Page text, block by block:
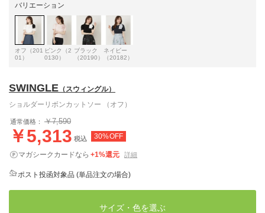
バリエーション
オフ（201
01）
ピンク（2
0130）
ブラック
（20190）
ネイビー
（20182）
SWINGLE （スウィングル）
ショルダーリボンカットソー （オフ）
通常価格： ￥7,590
￥5,313 税込 30%OFF
マガシークカードなら +1%還元 詳細
ポスト投函対象品 (単品注文の場合)
サイズ・色を選ぶ